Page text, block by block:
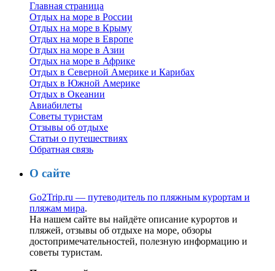
Главная страница
Отдых на море в России
Отдых на море в Крыму
Отдых на море в Европе
Отдых на море в Азии
Отдых на море в Африке
Отдых в Северной Америке и Карибах
Отдых в Южной Америке
Отдых в Океании
Авиабилеты
Советы туристам
Отзывы об отдыхе
Статьи о путешествиях
Обратная связь
О сайте
Go2Trip.ru — путеводитель по пляжным курортам и
пляжам мира.
На нашем сайте вы найдёте описание курортов и
пляжей, отзывы об отдыхе на море, обзоры
достопримечательностей, полезную информацию и
советы туристам.